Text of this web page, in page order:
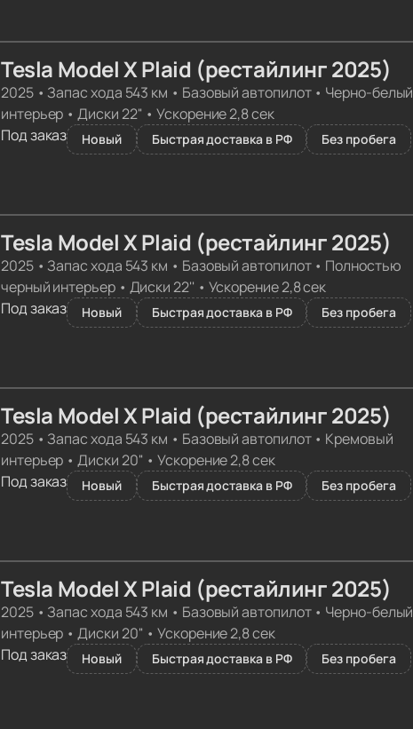
Tesla Model X Plaid (рестайлинг 2025)
2025• Запас хода 543 км • Базовый автопилот• Черно-белый
интерьер •Диски 22'' •Ускорение 2,8 сек
Под заказ
Новый Быстрая доставка в РФ Без пробега
Tesla Model X Plaid (рестайлинг 2025)
2025• Запас хода 543 км • Базовый автопилот• Полностью
черный интерьер• Диски 22'' • Ускорение 2,8 сек
Под заказ
Новый Быстрая доставка в РФ Без пробега
Tesla Model X Plaid (рестайлинг 2025)
2025• Запас хода 543 км • Базовый автопилот• Кремовый
интерьер •Диски 20'' •Ускорение 2,8 сек
Под заказ
Новый Быстрая доставка в РФ Без пробега
Tesla Model X Plaid (рестайлинг 2025)
2025• Запас хода 543 км • Базовый автопилот• Черно-белый
интерьер •Диски 20'' •Ускорение 2,8 сек
Под заказ
Новый Быстрая доставка в РФ Без пробега